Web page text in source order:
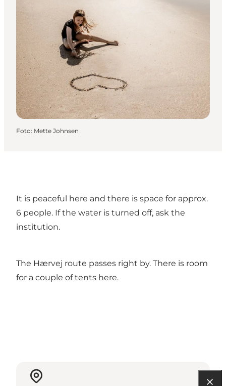
Foto: Mette Johnsen
It is peaceful here and there is space for approx.
6 people. If the water is turned off, ask the
institution.
The Hærvej route passes right by. There is room
for a couple of tents here.